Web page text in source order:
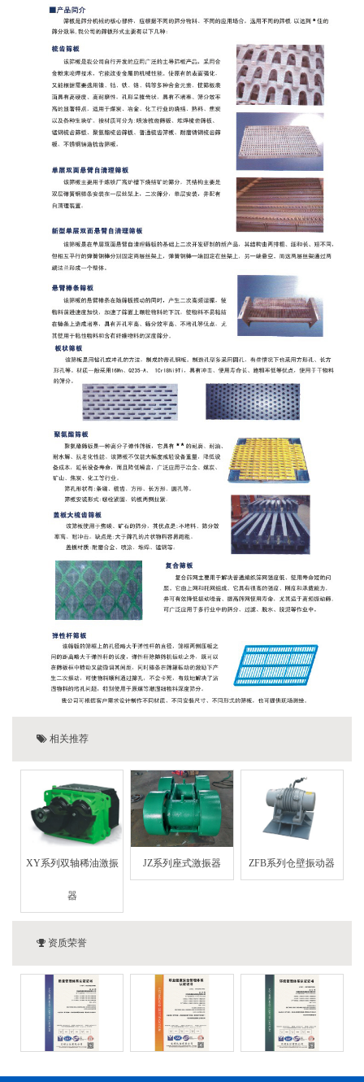
相关推荐
XY系列双轴稀油激振
器
JZ系列座式激振器 ZFB系列仓壁振动器
资质荣誉